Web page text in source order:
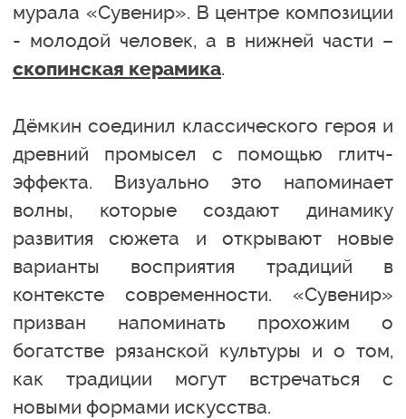
мурала «Сувенир». В центре композиции
- молодой человек, а в нижней части –
скопинская керамика.
Дёмкин соединил классического героя и
древний промысел с помощью глитч-
эффекта. Визуально это напоминает
волны, которые создают динамику
развития сюжета и открывают новые
варианты восприятия традиций в
контексте современности. «Сувенир»
призван напоминать прохожим о
богатстве рязанской культуры и о том,
как традиции могут встречаться с
новыми формами искусства.